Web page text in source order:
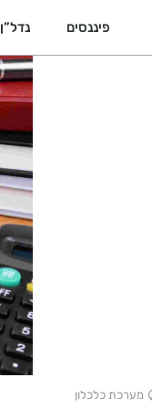
פיננסים נדל”ן
מערכת כלכלון